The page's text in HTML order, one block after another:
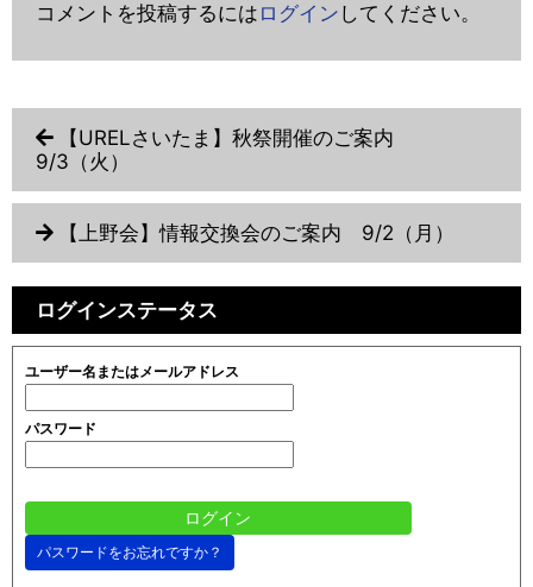
コメントを投稿するには ログイン してください。
【URELさいたま】秋祭開催のご案内
9/3（火）
【上野会】情報交換会のご案内 9/2（月）
ログインステータス
ユーザー名またはメールアドレス
パスワード
パスワードをお忘れですか？